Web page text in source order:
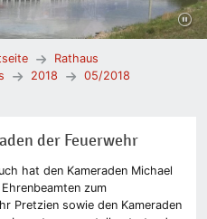
Rathaus
2018 05/2018
der Feuerwehr
hat den Kameraden Michael
zum
Pretzien sowie den Kameraden